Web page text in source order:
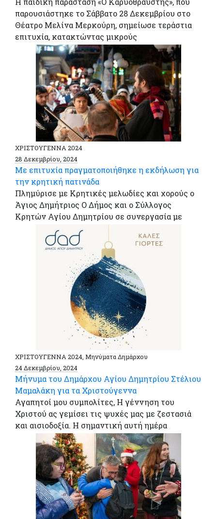
παρουσιάστηκε το Σάββατο 28 Δεκεμβρίου στο
Θέατρο Μελίνα Μερκούρη, σημείωσε τεράστια
επιτυχία, κατακτώντας μικρούς
ΧΡΙΣΤΟΥΓΕΝΝΑ 2024
28 Δεκεμβρίου, 2024
Με επιτυχία πραγματοποιήθηκε η εκδήλωση για
την κρητική πατινάδα
Πλημύρισε με Κρητικές μελωδίες και χορούς ο
Άγιος Δημήτριος Ο Δήμος και ο Σύλλογος
Κρητών Αγίου Δημητρίου σε συνεργασία με
ΧΡΙΣΤΟΥΓΕΝΝΑ 2024, Μηνύματα Δημάρχου
24 Δεκεμβρίου, 2024
Μήνυμα του Δημάρχου Αγίου Δημητρίου Στέλιου
Μαμαλάκη για τα Χριστούγεννα
Αγαπητοί μου συμπολίτες, Η γέννηση του
Χριστού ας γεμίσει τις ψυχές μας με ζεστασιά
και αισιοδοξία. Η σημαντική αυτή ημέρα